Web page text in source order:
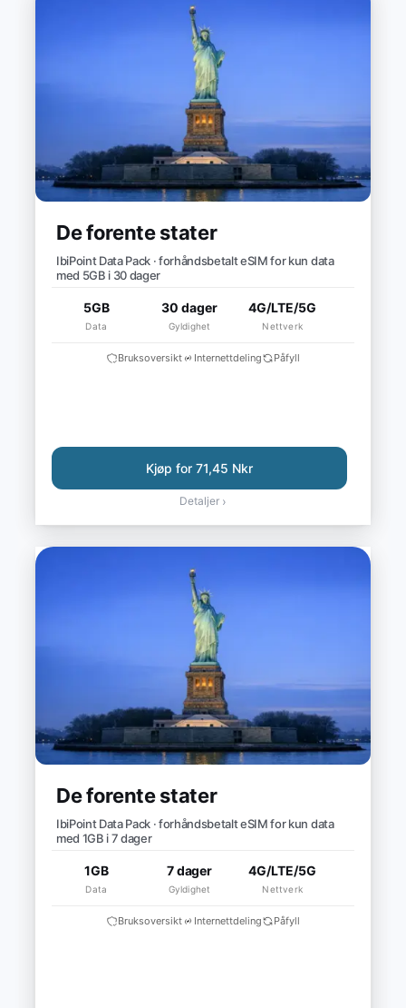
De forente stater
IbiPoint Data Pack · forhåndsbetalt eSIM for kun data
med 5GB i 30 dager
5GB
Data
30 dager
Gyldighet
4G/LTE/5G
Nettverk
Bruksoversikt Internettdeling Påfyll
Kjøp for 71,45 Nkr
Detaljer ›
De forente stater
IbiPoint Data Pack · forhåndsbetalt eSIM for kun data
med 1GB i 7 dager
1GB
Data
7 dager
Gyldighet
4G/LTE/5G
Nettverk
Bruksoversikt Internettdeling Påfyll